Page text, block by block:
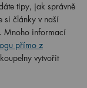
tipy, jak správně
si články v naší
. Mnoho informací
přímo z
vytvořit